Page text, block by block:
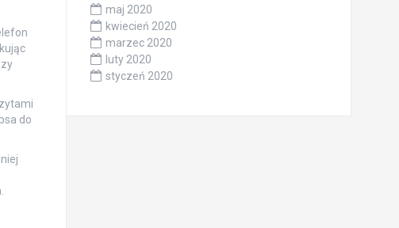
do
maj 2020
kwiecień 2020
marzec 2020
luty 2020
styczeń 2020